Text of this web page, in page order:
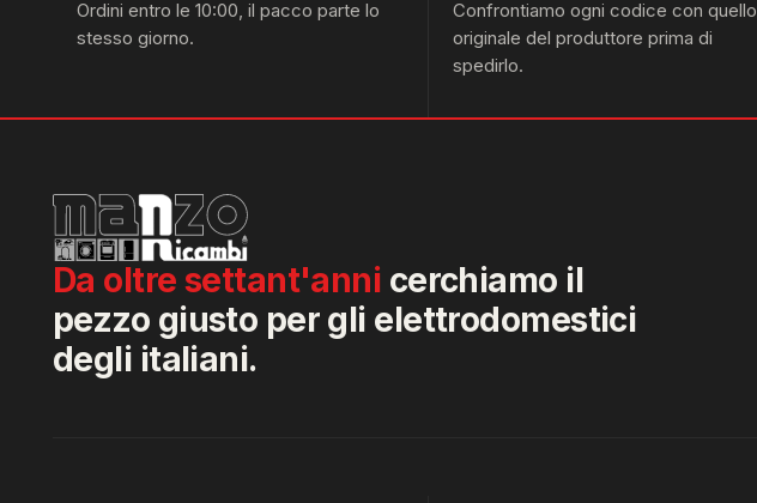
Ordini entro le 10:00, il pacco parte lo
stesso giorno.
Confrontiamo ogni codice con quello
originale del produttore prima di
spedirlo.
Da oltre settant'anni cerchiamo il
pezzo giusto per gli elettrodomestici
degli italiani.